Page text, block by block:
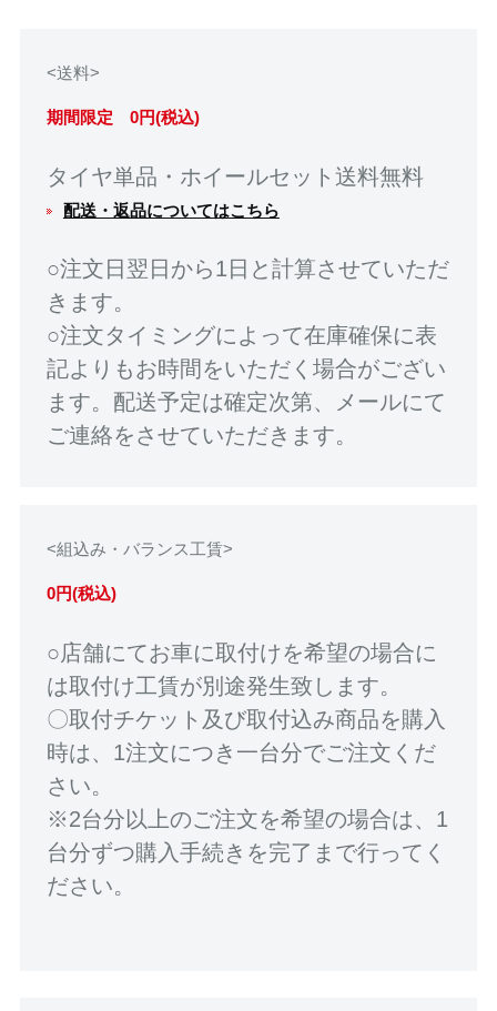
<送料>
期間限定 0円(税込)
タイヤ単品・ホイールセット送料無料
配送・返品についてはこちら
○注文日翌日から1日と計算させていただ
きます。
○注文タイミングによって在庫確保に表
記よりもお時間をいただく場合がござい
ます。配送予定は確定次第、メールにて
ご連絡をさせていただきます。
<組込み・バランス工賃>
0円(税込)
○店舗にてお車に取付けを希望の場合に
は取付け工賃が別途発生致します。
〇取付チケット及び取付込み商品を購入
時は、1注文につき一台分でご注文くだ
さい。
※2台分以上のご注文を希望の場合は、1
台分ずつ購入手続きを完了まで行ってく
ださい。